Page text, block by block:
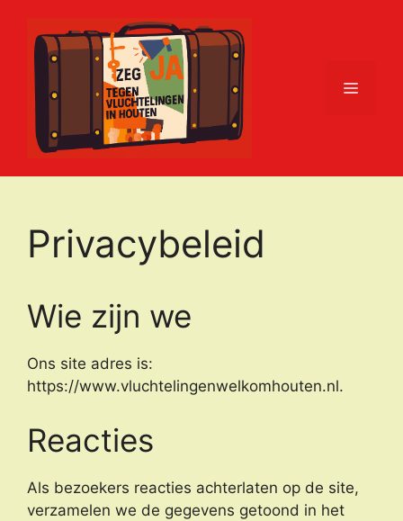
inhoud
Menu
Privacybeleid
Wie zijn we
Ons site adres is:
https://www.vluchtelingenwelkomhouten.nl.
Reacties
Als bezoekers reacties achterlaten op de site,
verzamelen we de gegevens getoond in het